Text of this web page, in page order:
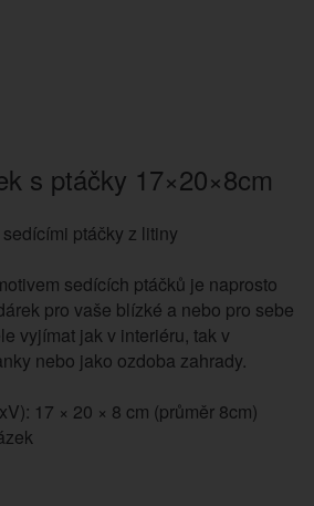
s ptáčky 17×20×8cm
sedícími ptáčky z litiny
sedících ptáčků je naprosto
pro vaše blízké a nebo pro sebe
vyjímat jak v interiéru, tak v
nebo jako ozdoba zahrady.
17 × 20 × 8 cm (průměr 8cm)